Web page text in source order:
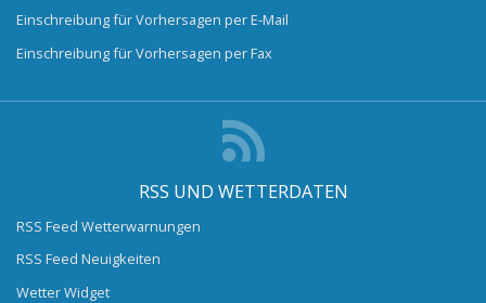
Einschreibung für Vorhersagen per E-Mail
Einschreibung für Vorhersagen per Fax
RSS UND WETTERDATEN
RSS Feed Wetterwarnungen
RSS Feed Neuigkeiten
Wetter Widget